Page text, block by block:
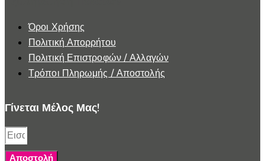
Όροι Χρήσης
Πολιτική Απορρήτου
Πολιτική Επιστροφών / Αλλαγών
Τρόποι Πληρωμής / Αποστολής
Γίνεται Μέλος Μας!
Αποστολή